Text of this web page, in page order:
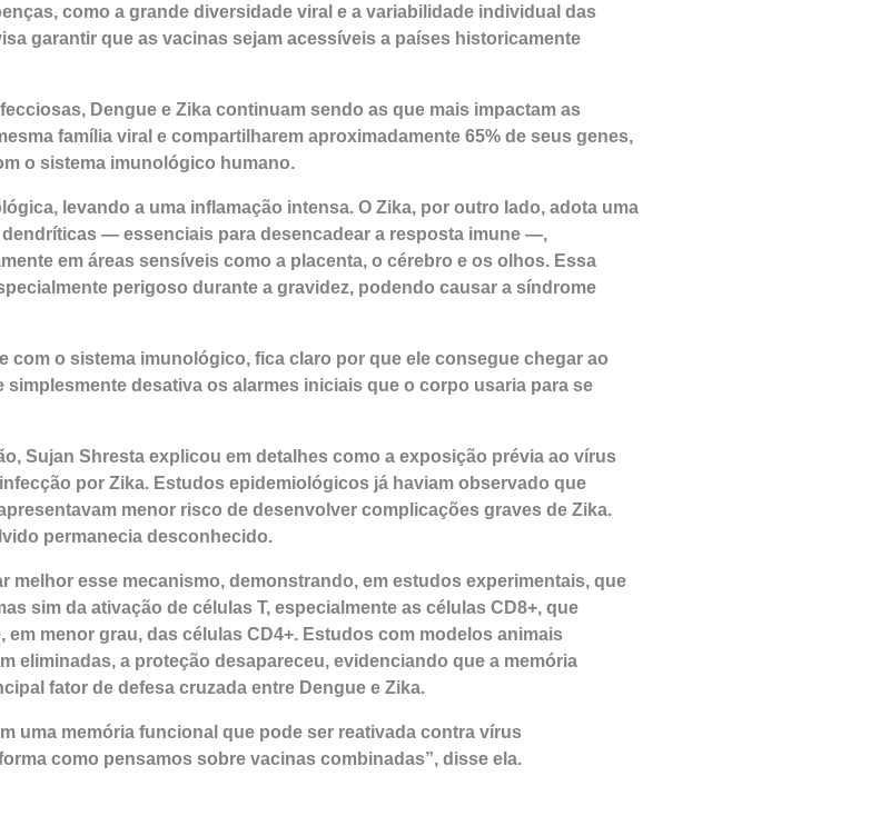
como a grande diversidade viral e a variabilidade individual das
garantir que as vacinas sejam acessíveis a países historicamente
Dengue e Zika continuam sendo as que mais impactam as
família viral e compartilharem aproximadamente 65% de seus genes,
o sistema imunológico humano.
levando a uma inflamação intensa. O Zika, por outro lado, adota uma
— essenciais para desencadear a resposta imune —,
em áreas sensíveis como a placenta, o cérebro e os olhos. Essa
perigoso durante a gravidez, podendo causar a síndrome
com o sistema imunológico, fica claro por que ele consegue chegar ao
desativa os alarmes iniciais que o corpo usaria para se
Sujan Shresta explicou em detalhes como a exposição prévia ao vírus
por Zika. Estudos epidemiológicos já haviam observado que
menor risco de desenvolver complicações graves de Zika.
permanecia desconhecido.
melhor esse mecanismo, demonstrando, em estudos experimentais, que
sim da ativação de células T, especialmente as células CD8+, que
menor grau, das células CD4+. Estudos com modelos animais
eliminadas, a proteção desapareceu, evidenciando que a memória
fator de defesa cruzada entre Dengue e Zika.
uma memória funcional que pode ser reativada contra vírus
como pensamos sobre vacinas combinadas”, disse ela.